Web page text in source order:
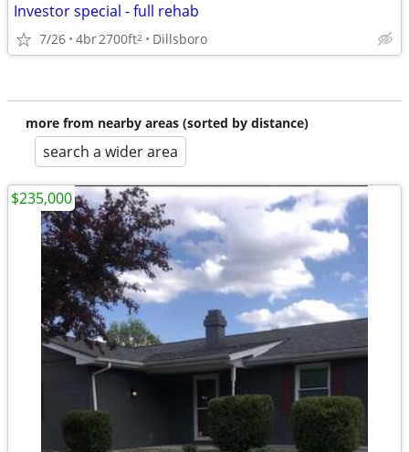
Investor special - full rehab
7/26 4br2700ft2 Dillsboro
more from nearby areas (sorted by distance)
search a wider area
$235,000